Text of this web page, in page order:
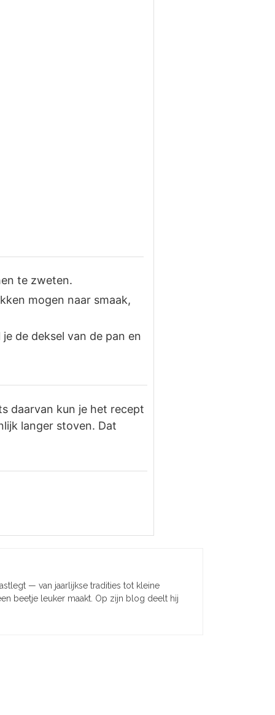
te zweten.
mogen naar smaak,
de deksel van de pan en
daarvan kun je het recept
langer stoven. Dat
— van jaarlijkse tradities tot kleine
beetje leuker maakt. Op zijn blog deelt hij